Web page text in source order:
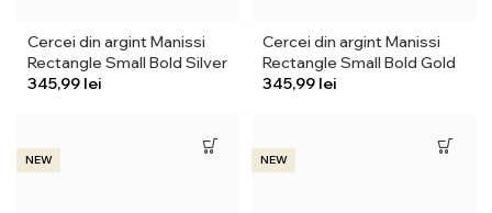
Cercei din argint Manissi
Rectangle Small Bold Silver
lei
Cercei din argint Manissi
Rectangle Small Bold Gold
lei
NEW NEW